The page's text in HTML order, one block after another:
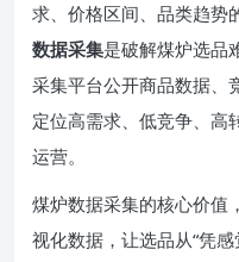
求、价格区间、品类趋势
数据采集是破解煤炉选品
采集平台公开商品数据、
定位高需求、低竞争、高
运营。
煤炉数据采集的核心价值
视化数据，让选品从“凭